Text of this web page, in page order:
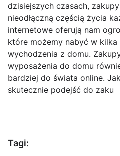
dzisiejszych czasach,
nieodłączną częścią życia
internetowe oferują nam
które możemy nabyć w kilka
wychodzenia z domu.
wyposażenia do domu
bardziej do świata online.
skutecznie podejść do zaku
Tagi: